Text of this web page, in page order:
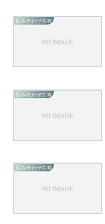
組み合わせ共有
組み合わせ共有
組み合わせ共有